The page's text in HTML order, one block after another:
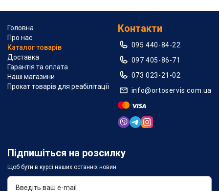
Головна
Про нас
Каталог товарів
Доставка
Гарантія та оплата
Наші магазини
Прокат товарів для реабілітації
Контакти
095 440-84-22
097 405-86-71
073 023-21-02
info@ortoservis.com.ua
Підпишіться на розсилку
Щоб бути в курсі наших останніх новин